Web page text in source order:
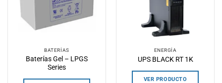
BATERÍAS
Baterías Gel – LPGS
Series
ENERGÍA
UPS BLACK RT 1K
VER PRODUCTO